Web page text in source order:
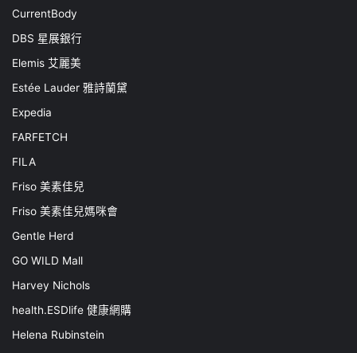
CurrentBody
DBS 星展銀行
Elemis 艾麗美
Estée Lauder 雅詩蘭黛
Expedia
FARFETCH
FILA
Friso 美素佳兒
Friso 美素佳兒媽咪會
Gentle Herd
GO WILD Mall
Harvey Nichols
health.ESDlife 健康網購
Helena Rubinstein